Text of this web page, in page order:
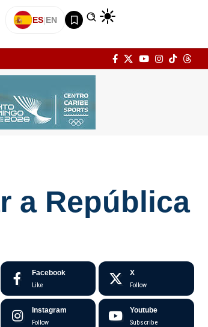
ES|EN
a República
Facebook
Like
X
Follow
Instagram
Follow
Youtube
Subscribe